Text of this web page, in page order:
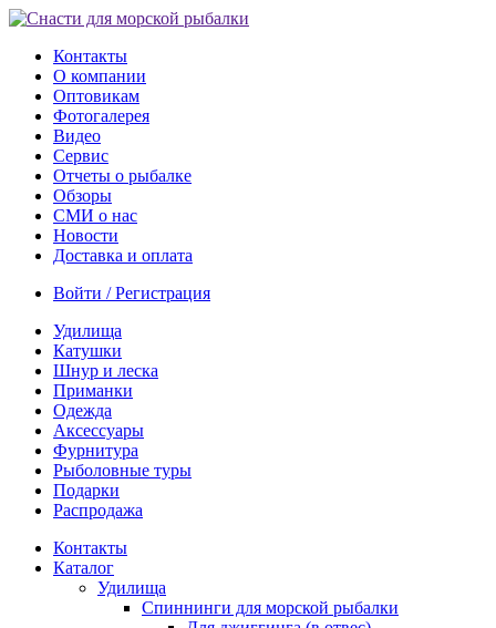
Контакты
О компании
Оптовикам
Фотогалерея
Видео
Сервис
Отчеты о рыбалке
Обзоры
СМИ о нас
Новости
Доставка и оплата
Войти / Регистрация
Удилища
Катушки
Шнур и леска
Приманки
Одежда
Аксессуары
Фурнитура
Рыболовные туры
Подарки
Распродажа
Контакты
Каталог
Удилища
Спиннинги для морской рыбалки